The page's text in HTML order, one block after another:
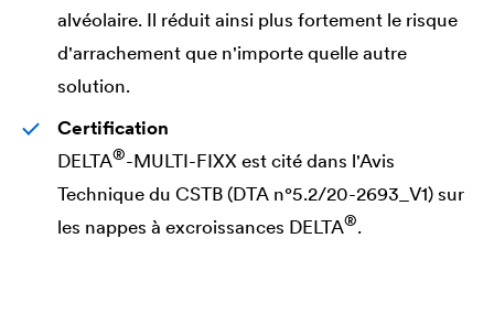
alvéolaire. Il réduit ainsi plus fortement le risque
d'arrachement que n'importe quelle autre
solution.
Certification
DELTA®-MULTI-FIXX est cité dans l'Avis
Technique du CSTB (DTA n°5.2/20-2693_V1) sur
les nappes à excroissances DELTA®.